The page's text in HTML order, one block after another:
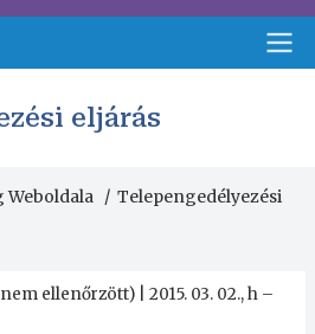
eljárás
Weboldala
Telepengedélyezési
ellenőrzött)
2015. 03. 02., h –